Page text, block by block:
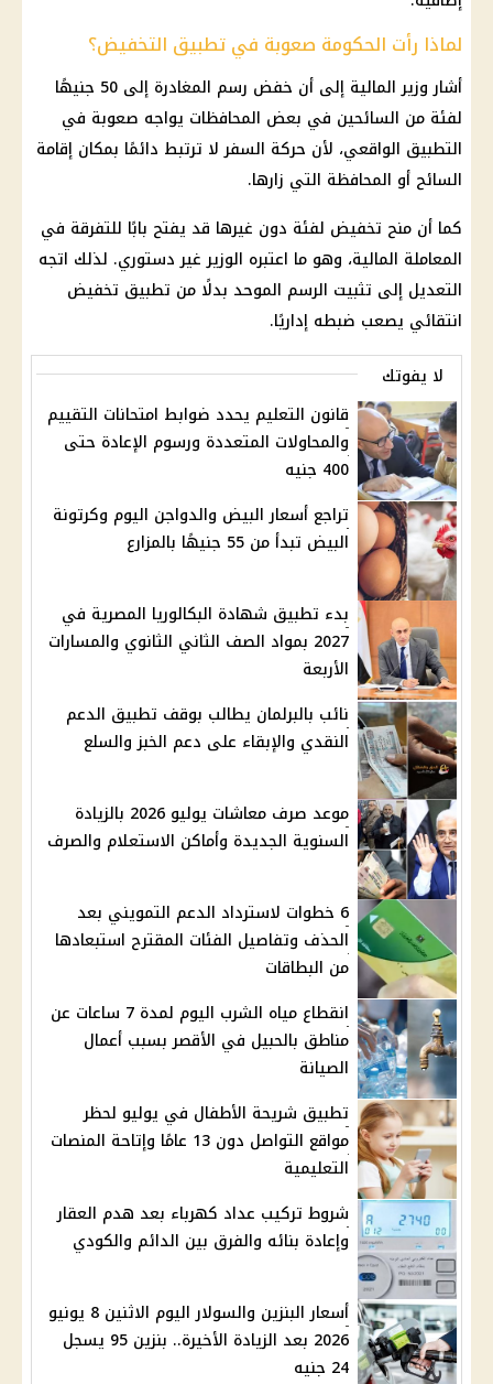
لماذا رأت الحكومة صعوبة في تطبيق التخفيض؟
أشار وزير المالية إلى أن خفض رسم المغادرة إلى 50 جنيهًا
لفئة من السائحين في بعض المحافظات يواجه صعوبة في
التطبيق الواقعي، لأن حركة السفر لا ترتبط دائمًا بمكان إقامة
السائح أو المحافظة التي زارها.
كما أن منح تخفيض لفئة دون غيرها قد يفتح بابًا للتفرقة في
المعاملة المالية، وهو ما اعتبره الوزير غير دستوري. لذلك اتجه
التعديل إلى تثبيت الرسم الموحد بدلًا من تطبيق تخفيض
انتقائي يصعب ضبطه إداريًا.
لا يفوتك
قانون التعليم يحدد ضوابط امتحانات التقييم
والمحاولات المتعددة ورسوم الإعادة حتى
400 جنيه
تراجع أسعار البيض والدواجن اليوم وكرتونة
البيض تبدأ من 55 جنيهًا بالمزارع
بدء تطبيق شهادة البكالوريا المصرية في
2027 بمواد الصف الثاني الثانوي والمسارات
الأربعة
نائب بالبرلمان يطالب بوقف تطبيق الدعم
النقدي والإبقاء على دعم الخبز والسلع
موعد صرف معاشات يوليو 2026 بالزيادة
السنوية الجديدة وأماكن الاستعلام والصرف
6 خطوات لاسترداد الدعم التمويني بعد
الحذف وتفاصيل الفئات المقترح استبعادها
من البطاقات
انقطاع مياه الشرب اليوم لمدة 7 ساعات عن
مناطق بالحبيل في الأقصر بسبب أعمال
الصيانة
تطبيق شريحة الأطفال في يوليو لحظر
مواقع التواصل دون 13 عامًا وإتاحة المنصات
التعليمية
شروط تركيب عداد كهرباء بعد هدم العقار
وإعادة بنائه والفرق بين الدائم والكودي
أسعار البنزين والسولار اليوم الاثنين 8 يونيو
2026 بعد الزيادة الأخيرة.. بنزين 95 يسجل
24 جنيه